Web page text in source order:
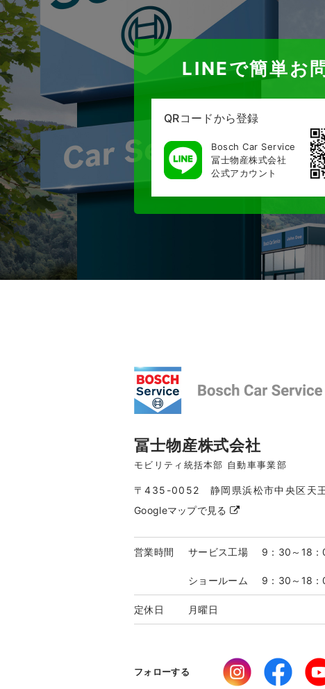
LINEで簡単お
QRコードから登録
Bosch Car Service
冨士物産株式会社
公式アカウント
冨士物産株式会社
モビリティ統括本部 自動車事業部
〒435-0052 静岡県浜松市中央区天
Googleマップで見る
営業時間 サービス工場 9：30～18
ショールーム 9：30～18
定休日 月曜日
フォローする